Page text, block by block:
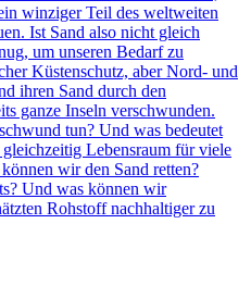
winziger Teil des weltweiten
Ist Sand also nicht gleich
um unseren Bedarf zu
Küstenschutz, aber Nord- und
ihren Sand durch den
ganze Inseln verschwunden.
tun? Und was bedeutet
Lebensraum für viele
wir den Sand retten?
Und was können wir
Rohstoff nachhaltiger zu